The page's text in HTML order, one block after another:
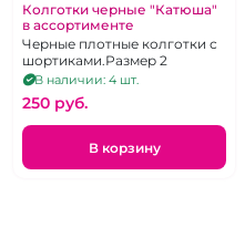
Колготки черные "Катюша"
в ассортименте
Черные плотные колготки с
шортиками.Размер 2
В наличии: 4 шт.
250 pуб.
В корзину